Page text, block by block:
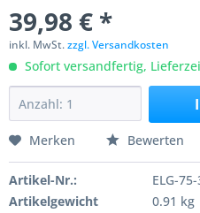
39,98 € *
inkl. MwSt.zzgl. Versandkosten
Sofort versandfertig,
Merken Bewerten
Artikel-Nr.:
ELG-
Artikelgewicht
0.91 kg